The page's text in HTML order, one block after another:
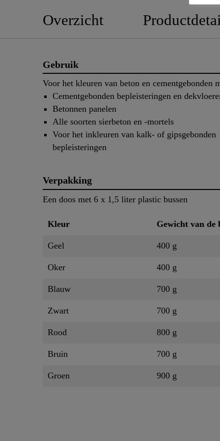
Overzicht
Gebruik
Voor het kleuren van beton en cementgebonden
Cementgebonden bepleisteringen en
Betonnen panelen
Alle soorten sierbeton en -mortels
Voor het inkleuren van kalk- of gipsgebonden
bepleisteringen
Verpakking
Een doos met 6 x 1,5 liter plastic bussen
Kleur Gewicht van de
Geel 400 g
Oker 400 g
Blauw 700 g
Zwart 700 g
Rood 800 g
Bruin 700 g
Groen 900 g